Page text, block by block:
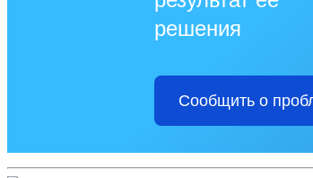
решения
Сообщить о